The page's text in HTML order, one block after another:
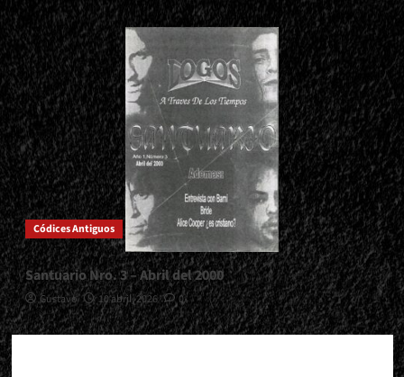
Códices Antiguos
Santuario Nro. 3 – Abril del 2000
Gustavo 10 abril, 2026 0